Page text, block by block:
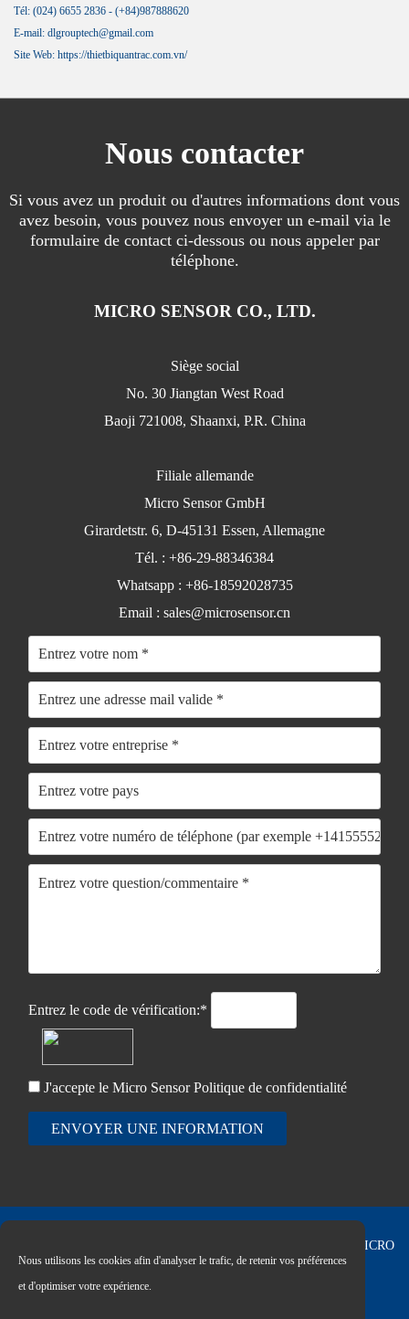
Tél: (024) 6655 2836 - (+84)987888620
E-mail: dlgrouptech@gmail.com
Site Web: https://thietbiquantrac.com.vn/
Nous contacter
Si vous avez un produit ou d'autres informations dont vous
avez besoin, vous pouvez nous envoyer un e-mail via le
formulaire de contact ci-dessous ou nous appeler par
téléphone.
MICRO SENSOR CO., LTD.
Siège social
No. 30 Jiangtan West Road
Baoji 721008, Shaanxi, P.R. China
Filiale allemande
Micro Sensor GmbH
Girardetstr. 6, D-45131 Essen, Allemagne
Tél. : +86-29-88346384
Whatsapp : +86-18592028735
Email : sales@microsensor.cn
Entrez le code de vérification:*
J'accepte le Micro SensorPolitique de confidentialité
ENVOYER UNE INFORMATION
Copyright © 2026 MICRO
Nous utilisons les cookies afin d'analyser le trafic, de retenir vos préférences
et d'optimiser votre expérience.